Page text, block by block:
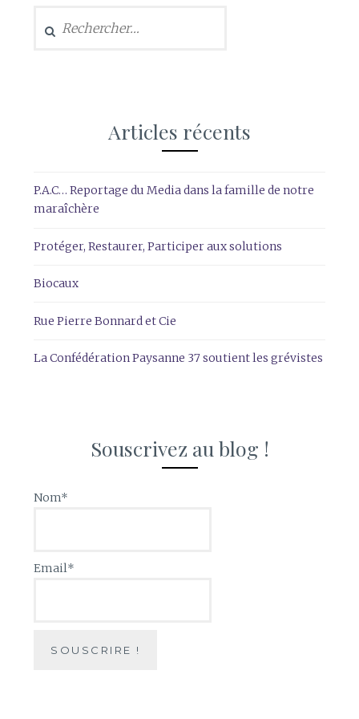
Articles récents
P.A.C… Reportage du Media dans la famille de notre
maraîchère
Protéger, Restaurer, Participer aux solutions
Biocaux
Rue Pierre Bonnard et Cie
La Confédération Paysanne 37 soutient les grévistes
Souscrivez au blog !
Nom*
Email*